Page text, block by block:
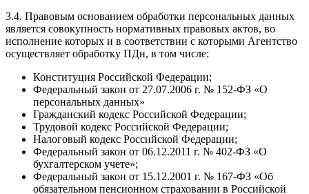
3.4. Правовым основанием обработки персональных данных
является совокупность нормативных правовых актов, во
исполнение которых и в соответствии с которыми Агентство
осуществляет обработку ПДн, в том числе:
Конституция Российской Федерации;
Федеральный закон от 27.07.2006 г. № 152-ФЗ «О
персональных данных»
Гражданский кодекс Российской Федерации;
Трудовой кодекс Российской Федерации;
Налоговый кодекс Российской Федерации;
Федеральный закон от 06.12.2011 г. № 402-ФЗ «О
бухгалтерском учете»;
Федеральный закон от 15.12.2001 г. № 167-ФЗ «Об
обязательном пенсионном страховании в Российской